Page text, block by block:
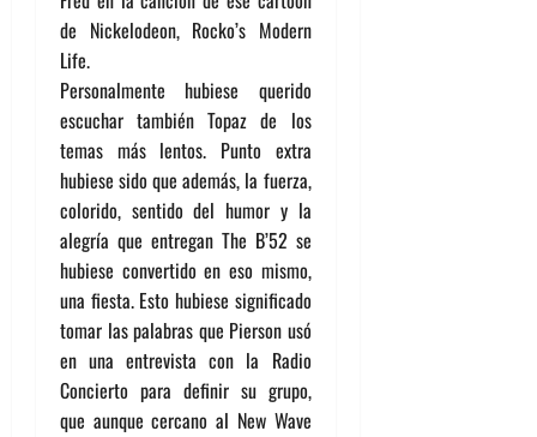
de Nickelodeon, Rocko’s Modern
Life.
Personalmente hubiese querido
escuchar también Topaz de los
temas más lentos. Punto extra
hubiese sido que además, la fuerza,
colorido, sentido del humor y la
alegría que entregan The B’52 se
hubiese convertido en eso mismo,
una fiesta. Esto hubiese significado
tomar las palabras que Pierson usó
en una entrevista con la Radio
Concierto para definir su grupo,
que aunque cercano al New Wave